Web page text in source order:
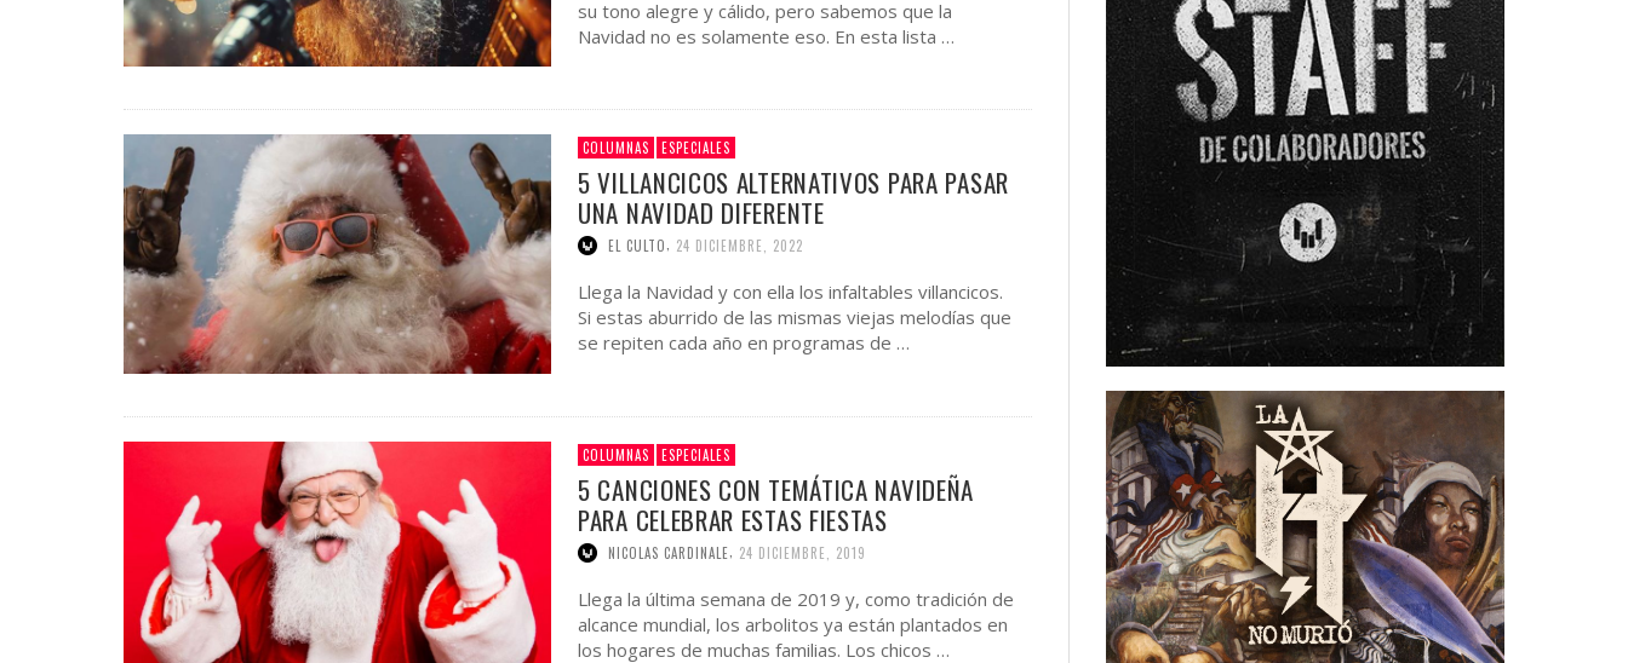
su tono alegre y cálido, pero sabemos que la
Navidad no es solamente eso. En esta lista …
COLUMNAS ESPECIALES
5 VILLANCICOS ALTERNATIVOS PARA PASAR
UNA NAVIDAD DIFERENTE
EL CULTO, 24 DICIEMBRE, 2022
Llega la Navidad y con ella los infaltables villancicos.
Si estas aburrido de las mismas viejas melodías que
se repiten cada año en programas de …
COLUMNAS ESPECIALES
5 CANCIONES CON TEMÁTICA NAVIDEÑA
PARA CELEBRAR ESTAS FIESTAS
NICOLAS CARDINALE 24 DICIEMBRE, 2019
Llega la última semana de 2019 y, como tradición de
alcance mundial, los arbolitos ya están plantados en
los hogares de muchas familias. Los chicos …